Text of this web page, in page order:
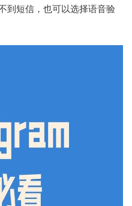
到短信，也可以选择语音验